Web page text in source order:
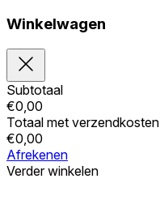
Winkelwagen
Subtotaal
€0,00
Totaal met verzendkosten
€0,00
Afrekenen
Verder winkelen